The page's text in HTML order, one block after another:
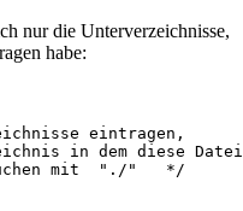
nur die Unterverzeichnisse,
habe:
eintragen,
in dem diese
mit  "./"   */